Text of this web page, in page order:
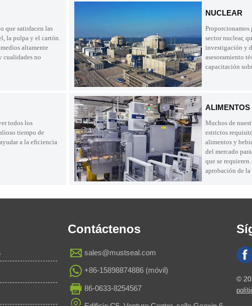
que satisfacen las
la pulpa y el cartón.
altamente
cualidades no
todos los
tiempo de
a la eficiencia
NUCLEAR
Proporcionamos
sector nuclear,
investigación y
asesoramiento
capacitación
Muchos de
estrictos
alimentos y
del mercado
que se
aprobación de la
Contáctenos
 sales@mustseal.com
 +86-15898874886 (móvil)
 86-0633-8254567
©